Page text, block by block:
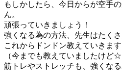
もしかしたら、今日からが空手
ん。
頑張っていきましょう！
強くなる為の方法、先生はたく
これからドンドン教えていきます
（今までも教えていましたけど☆
筋トレやストレッチも、強くな